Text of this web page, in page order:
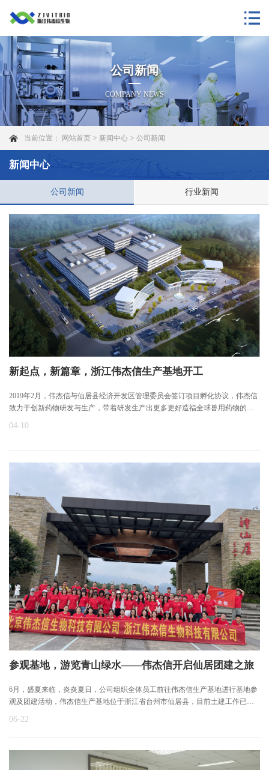
公司新闻
COMPANY NEWS
当前位置： 网站首页 > 新闻中心 > 公司新闻
新闻中心
公司新闻 行业新闻
新起点，新篇章，浙江伟杰信生产基地开工
2019年2月，伟杰信与仙居县经济开发区管理委员会签订项目孵化协议，伟杰信
致力于创新药物研发与生产，带着研发生产出更多更好造福全球兽用药物的美
04-10
参观基地，游览青山绿水——伟杰信开启仙居团建之旅
6月，盛夏来临，炎炎夏日，公司组织全体员工前往伟杰信生产基地进行基地参
观及团建活动，伟杰信生产基地位于浙江省台州市仙居县，目前土建工作已基
生产基地。
06-22